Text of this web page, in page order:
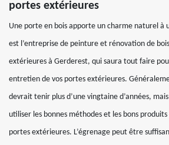
portes extérieures
Une porte en bois apporte un charme naturel à
est l’entreprise de peinture et rénovation de
extérieures à Gerderest, qui saura tout faire
entretien de vos portes extérieures.
devrait tenir plus d’une vingtaine d’années,
utiliser les bonnes méthodes et les bons
portes extérieures. L’égrenage peut être